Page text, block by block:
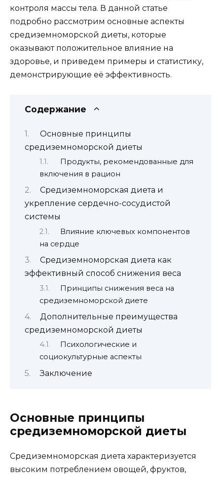
контроля массы тела. В данной статье
подробно рассмотрим основные аспекты
средиземноморской диеты, которые
оказывают положительное влияние на
здоровье, и приведем примеры и статистику,
демонстрирующие её эффективность.
Содержание
Основные принципы
средиземноморской диеты
Продукты, рекомендованные для
включения в рацион
Средиземноморская диета и
укрепление сердечно-сосудистой
системы
Влияние ключевых компонентов
на сердце
Средиземноморская диета как
эффективный способ снижения веса
Принципы снижения веса на
средиземноморской диете
Дополнительные преимущества
средиземноморской диеты
Психологические и
социокультурные аспекты
Заключение
Основные принципы
средиземноморской диеты
Средиземноморская диета характеризуется
высоким потреблением овощей, фруктов,